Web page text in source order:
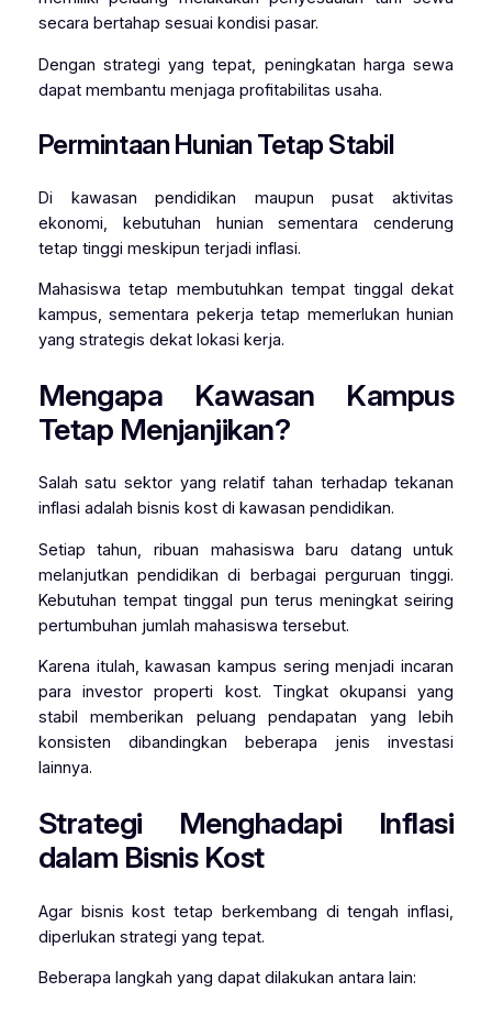
secara bertahap sesuai kondisi pasar.
Dengan strategi yang tepat, peningkatan harga sewa
dapat membantu menjaga profitabilitas usaha.
Permintaan Hunian Tetap Stabil
Di kawasan pendidikan maupun pusat aktivitas
ekonomi, kebutuhan hunian sementara cenderung
tetap tinggi meskipun terjadi inflasi.
Mahasiswa tetap membutuhkan tempat tinggal dekat
kampus, sementara pekerja tetap memerlukan hunian
yang strategis dekat lokasi kerja.
Mengapa Kawasan Kampus
Tetap Menjanjikan?
Salah satu sektor yang relatif tahan terhadap tekanan
inflasi adalah bisnis kost di kawasan pendidikan.
Setiap tahun, ribuan mahasiswa baru datang untuk
melanjutkan pendidikan di berbagai perguruan tinggi.
Kebutuhan tempat tinggal pun terus meningkat seiring
pertumbuhan jumlah mahasiswa tersebut.
Karena itulah, kawasan kampus sering menjadi incaran
para investor properti kost. Tingkat okupansi yang
stabil memberikan peluang pendapatan yang lebih
konsisten dibandingkan beberapa jenis investasi
lainnya.
Strategi Menghadapi Inflasi
dalam Bisnis Kost
Agar bisnis kost tetap berkembang di tengah inflasi,
diperlukan strategi yang tepat.
Beberapa langkah yang dapat dilakukan antara lain: